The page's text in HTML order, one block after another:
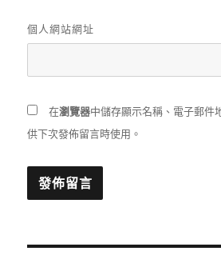
個人網站網址
在瀏覽器中儲存顯示名稱、電子郵件
供下次發佈留言時使用。